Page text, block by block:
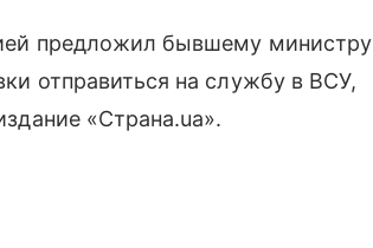
предложил бывшему министру
отправиться на службу в ВСУ,
«Страна.ua».